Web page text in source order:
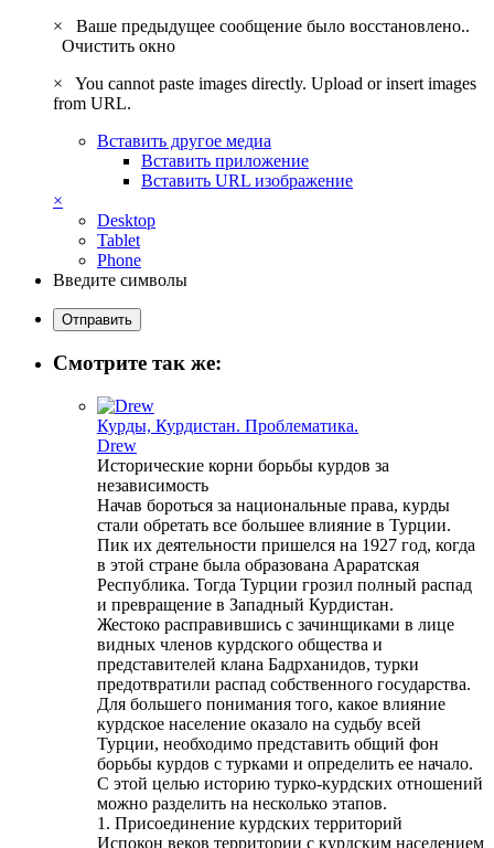
×
Ваше предыдущее сообщение было восстановлено..
Очистить окно
×
You cannot paste images directly. Upload or insert images
from URL.
Вставить другое медиа
Вставить приложение
Вставить URL изображение
×
Desktop
Tablet
Phone
Введите символы
Отправить
Смотрите так же:
Курды, Курдистан. Проблематика.
Drew
Исторические корни борьбы курдов за
независимость
Начав бороться за национальные права, курды
стали обретать все большее влияние в Турции.
Пик их деятельности пришелся на 1927 год, когда
в этой стране была образована Араратская
Республика. Тогда Турции грозил полный распад
и превращение в Западный Курдистан.
Жестоко расправившись с зачинщиками в лице
видных членов курдского общества и
представителей клана Бадрханидов, турки
предотвратили распад собственного государства.
Для большего понимания того, какое влияние
курдское население оказало на судьбу всей
Турции, необходимо представить общий фон
борьбы курдов с турками и определить ее начало.
С этой целью историю турко-курдских отношений
можно разделить на несколько этапов.
1. Присоединение курдских территорий
Испокон веков территории с курдским населением